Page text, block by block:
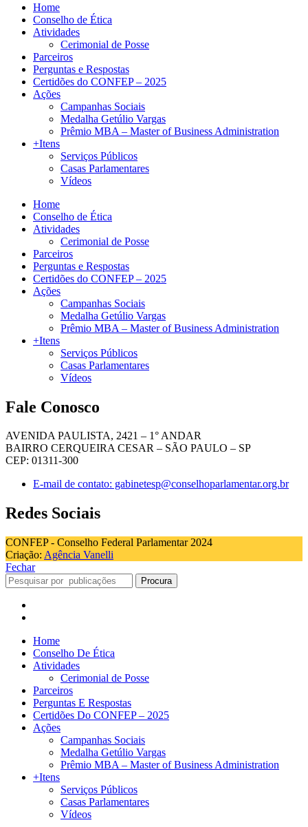
Home
Conselho de Ética
Atividades
Cerimonial de Posse
Parceiros
Perguntas e Respostas
Certidões do CONFEP – 2025
Ações
Campanhas Sociais
Medalha Getúlio Vargas
Prêmio MBA – Master of Business Administration
+Itens
Serviços Públicos
Casas Parlamentares
Vídeos
Home
Conselho de Ética
Atividades
Cerimonial de Posse
Parceiros
Perguntas e Respostas
Certidões do CONFEP – 2025
Ações
Campanhas Sociais
Medalha Getúlio Vargas
Prêmio MBA – Master of Business Administration
+Itens
Serviços Públicos
Casas Parlamentares
Vídeos
Fale Conosco
AVENIDA PAULISTA, 2421 – 1° ANDAR
BAIRRO CERQUEIRA CESAR – SÃO PAULO – SP
CEP: 01311-300
E-mail de contato: gabinetesp@conselhoparlamentar.org.br
Redes Sociais
CONFEP - Conselho Federal Parlamentar 2024
Criação: Agência Vanelli
Fechar
Procura
Home
Conselho De Ética
Atividades
Cerimonial de Posse
Parceiros
Perguntas E Respostas
Certidões Do CONFEP – 2025
Ações
Campanhas Sociais
Medalha Getúlio Vargas
Prêmio MBA – Master of Business Administration
+Itens
Serviços Públicos
Casas Parlamentares
Vídeos